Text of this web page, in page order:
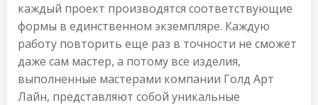
каждый проект производятся соответствующие
формы в единственном экземпляре. Каждую
работу повторить еще раз в точности не сможет
даже сам мастер, а потому все изделия,
выполненные мастерами компании Голд Арт
Лайн, представляют собой уникальные